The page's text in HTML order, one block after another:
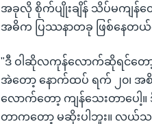
အခုလို စိုက်ပျိုးချိန် သိပ်မကျန်
အဓိက ပြဿနာတခု ဖြစ်နေတ
"ဒီ ဝါဆိုလကုန်လောက်ဆိုရင်တော့ က
အဲတော့ နောက်ထပ် ရက် ၂၀၊
လောက်တော့ ကျန်သေးတာပေ
တာကတော့ မဆိုးပါဘူး။ လယ်သ